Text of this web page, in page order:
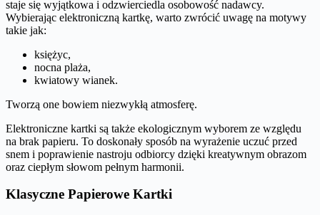
staje się wyjątkowa i odzwierciedla osobowość nadawcy.
Wybierając elektroniczną kartkę, warto zwrócić uwagę na motywy
takie jak:
księżyc,
nocna plaża,
kwiatowy wianek.
Tworzą one bowiem niezwykłą atmosferę.
Elektroniczne kartki są także ekologicznym wyborem ze względu
na brak papieru. To doskonały sposób na wyrażenie uczuć przed
snem i poprawienie nastroju odbiorcy dzięki kreatywnym obrazom
oraz ciepłym słowom pełnym harmonii.
Klasyczne Papierowe Kartki